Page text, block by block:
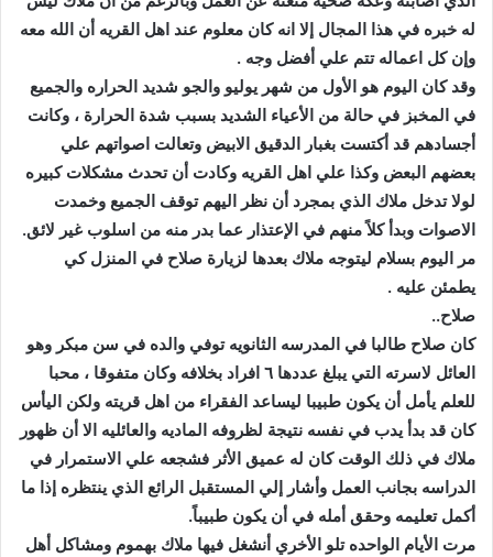
له خبره في هذا المجال إلا انه كان معلوم عند اهل القريه أن الله معه
وإن كل اعماله تتم علي أفضل وجه .
وقد كان اليوم هو الأول من شهر يوليو والجو شديد الحراره والجميع
في المخبز في حالة من الأعياء الشديد بسبب شدة الحرارة ، وكانت
أجسادهم قد أكتست بغبار الدقيق الابيض وتعالت اصواتهم علي
بعضهم البعض وكذا علي اهل القريه وكادت أن تحدث مشكلات كبيره
لولا تدخل ملاك الذي بمجرد أن نظر اليهم توقف الجميع وخمدت
الاصوات وبدأ كلاً منهم في الإعتذار عما بدر منه من اسلوب غير لائق.
مر اليوم بسلام ليتوجه ملاك بعدها لزيارة صلاح في المنزل كي
يطمئن عليه .
صلاح..
كان صلاح طالبا في المدرسه الثانويه توفي والده في سن مبكر وهو
العائل لاسرته التي يبلغ عددها ٦ افراد بخلافه وكان متفوقا ، محبا
للعلم يأمل أن يكون طبيبا ليساعد الفقراء من اهل قريته ولكن اليأس
كان قد بدأ يدب في نفسه نتيجة لظروفه الماديه والعائليه الا أن ظهور
ملاك في ذلك الوقت كان له عميق الأثر فشجعه علي الاستمرار في
الدراسه بجانب العمل وأشار إلي المستقبل الرائع الذي ينتظره إذا ما
أكمل تعليمه وحقق أمله في أن يكون طبيباً.
مرت الأيام الواحده تلو الأخري أنشغل فيها ملاك بهموم ومشاكل أهل